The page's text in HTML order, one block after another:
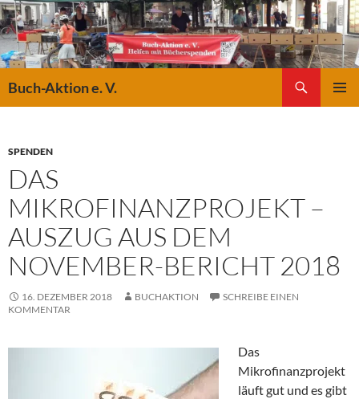
Buch-Aktion e. V.
SPENDEN
DAS
MIKROFINANZPROJEKT –
AUSZUG AUS DEM
NOVEMBER-BERICHT 2018
16. DEZEMBER 2018 BUCHAKTION
SCHREIBE EINEN
KOMMENTAR
Das
Mikrofinanzprojekt
läuft gut und es gibt